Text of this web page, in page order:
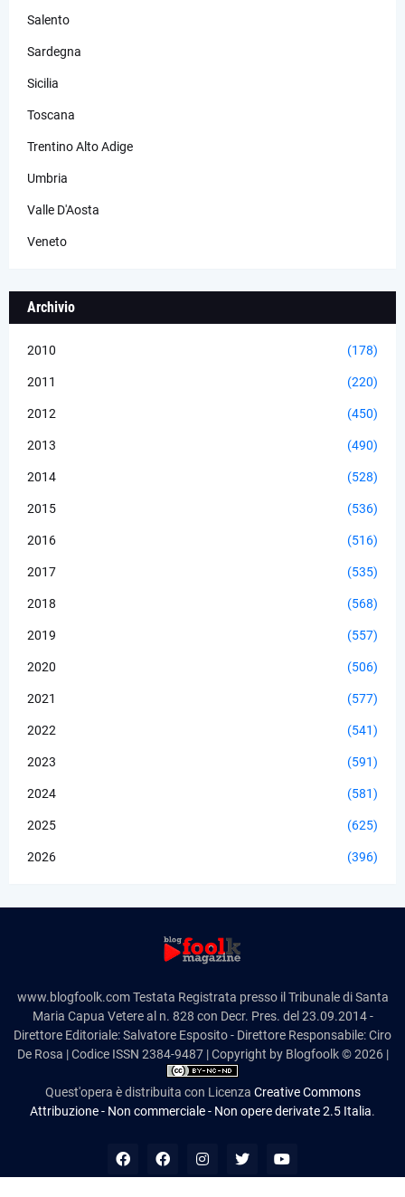
Salento
Sardegna
Sicilia
Toscana
Trentino Alto Adige
Umbria
Valle D'Aosta
Veneto
Archivio
2010 (178)
2011 (220)
2012 (450)
2013 (490)
2014 (528)
2015 (536)
2016 (516)
2017 (535)
2018 (568)
2019 (557)
2020 (506)
2021 (577)
2022 (541)
2023 (591)
2024 (581)
2025 (625)
2026 (396)
www.blogfoolk.com Testata Registrata presso il Tribunale di Santa
Maria Capua Vetere al n. 828 con Decr. Pres. del 23.09.2014 -
Direttore Editoriale: Salvatore Esposito - Direttore Responsabile: Ciro
De Rosa | Codice ISSN 2384-9487 | Copyright by Blogfoolk © 2026 |
Quest'opera è distribuita con Licenza Creative Commons
Attribuzione - Non commerciale - Non opere derivate 2.5 Italia.